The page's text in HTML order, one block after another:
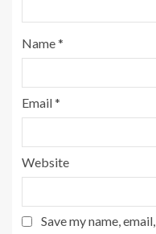
Name*
Email*
Website
Save my name,